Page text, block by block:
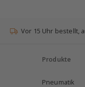
Vor 15 Uhr bestellt,
Produkte
Pneumatik